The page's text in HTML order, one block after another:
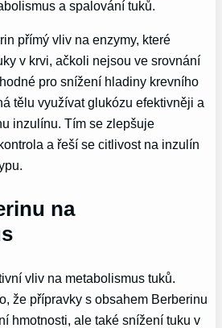
a spalování tuků.
přímý vliv na enzymy, které
v krvi, ačkoli nejsou ve srovnání
pro snížení hladiny krevního
tělu využívat glukózu efektivněji a
inzulínu. Tím se zlepšuje
a řeší se citlivost na inzulín
na
vliv na metabolismus tuků.
že přípravky s obsahem Berberinu
hmotnosti, ale také snížení tuku v